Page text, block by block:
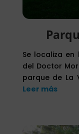
Se localiza
del Doctor
parque de La
Leer más